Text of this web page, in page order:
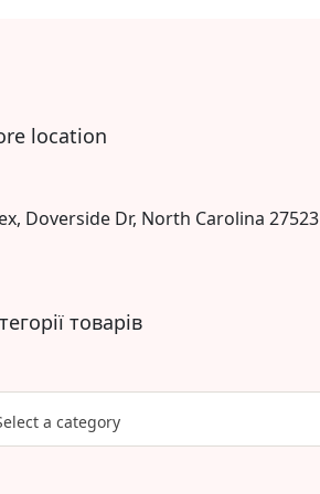
location
Doverside Dr, North Carolina 27523
товарів
a category